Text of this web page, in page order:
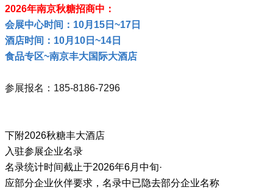
2026年南京秋糖招商中：
会展中心时间：10月15日~17日
酒店时间：10月10日~14日
食品专区~南京丰大国际大酒店
参展报名：185-8186-7296
下附2026秋糖丰大酒店
入驻参展企业名录
名录统计时间截止于2026年6月中旬·
应部分企业伙伴要求，名录中已隐去部分企业名称